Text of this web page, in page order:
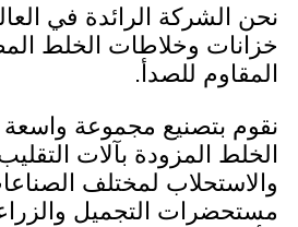
الرائدة في العالم في
وخلاطات الخلط المصنوعة
للصدأ.
مجموعة واسعة من
المزودة بآلات التقليب
لمختلف الصناعات مثل
التجميل والزراعة